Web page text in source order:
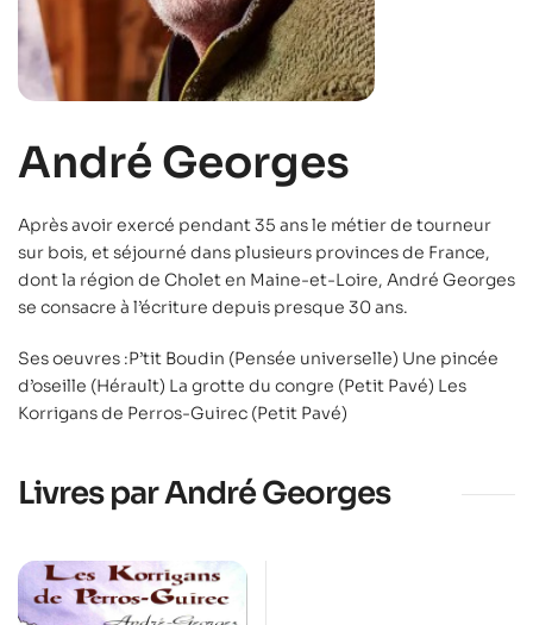
André Georges
Après avoir exercé pendant 35 ans le métier de tourneur
sur bois, et séjourné dans plusieurs provinces de France,
dont la région de Cholet en Maine-et-Loire, André Georges
se consacre à l’écriture depuis presque 30 ans.
Ses oeuvres :P’tit Boudin (Pensée universelle) Une pincée
d’oseille (Hérault) La grotte du congre (Petit Pavé) Les
Korrigans de Perros-Guirec (Petit Pavé)
Livres par André Georges